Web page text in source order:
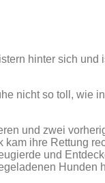
hinter sich und
nicht so toll, wie
und zwei
ihre Rettung
und
Hunden